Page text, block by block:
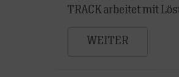
TRACK arbeitet mit
WEITER